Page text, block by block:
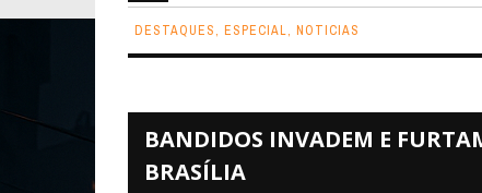
DESTAQUES, ESPECIAL, NOTICIAS
BANDIDOS INVADEM E
BRASÍLIA